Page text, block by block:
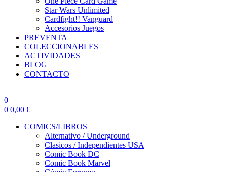
Star Wars Unlimited
Cardfight!! Vanguard
Accesorios Juegos
PREVENTA
COLECCIONABLES
ACTIVIDADES
BLOG
CONTACTO
0
0 0,00 €
COMICS/LIBROS
Alternativo / Underground
Clasicos / Independientes USA
Comic Book DC
Comic Book Marvel